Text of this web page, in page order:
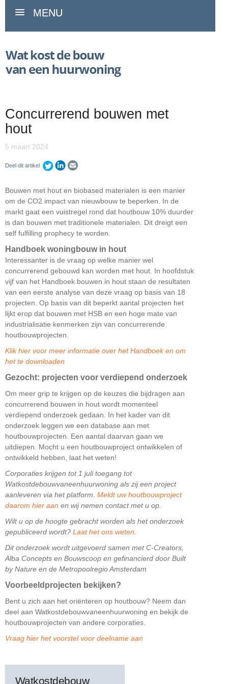
MENU
Concurrerend bouwen met
hout
5 maart 2024
Deel dit artikel
Bouwen met hout en biobased materialen is een manier
om de CO2 impact van nieuwbouw te beperken. In de
markt gaat een vuistregel rond dat houtbouw 10% duurder
is dan bouwen met traditionele materialen. Dit dreigt een
self fulfilling prophecy te worden.
Handboek woningbouw in hout
Interessanter is de vraag op welke manier wel
concurrerend gebouwd kan worden met hout. In hoofdstuk
vijf van het Handboek bouwen in hout staan de resultaten
van een eerste analyse van deze vraag op basis van 18
projecten. Op basis van dit beperkt aantal projecten het
lijkt erop dat bouwen met HSB en een hoge mate van
industrialisatie kenmerken zijn van concurrerende
houtbouwprojecten.
Klik hier voor meer informatie over het Handboek en om
het te downloaden
Gezocht: projecten voor verdiepend onderzoek
Om meer grip te krijgen op de keuzes die bijdragen aan
concurrerend bouwen in hout wordt momenteel
verdiepend onderzoek gedaan. In het kader van dit
onderzoek leggen we een database aan met
houtbouwprojecten. Een aantal daarvan gaan we
uitdiepen. Mocht u een houtbouwproject ontwikkelen of
ontwikkeld hebben, laat het weten!
Corporaties krijgen tot 1 juli toegang tot
Watkostdebouwvaneenhuurwoning als zij een project
aanleveren via het platform. Meldt uw houtbouwproject
daarom hier aan en wij nemen contact met u op.
Wilt u op de hoogte gebracht worden als het onderzoek
gepubliceerd wordt? Laat het ons weten.
Dit onderzoek wordt uitgevoerd samen met C-Creators,
Alba Concepts en Bouwscoop en gefinancierd door Built
by Nature en de Metropoolregio Amsterdam
Voorbeeldprojecten bekijken?
Bent u zich aan het oriënteren op houtbouw? Neem dan
deel aan Watkostdebouwvaneenhuurwoning en bekijk de
houtbouwprojecten van andere corporaties.
Vraag hier het voorstel voor deelname aan
Watkostdebouw